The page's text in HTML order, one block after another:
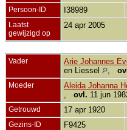
Persoon-ID I38989
Laatst
gewijzigd op
24 apr 2005
Vader Arie Johannes
en Liessel
Moeder Aleida Johanna
ovl. 11 jun
Getrouwd 17 apr 1920
Gezins-ID F9425